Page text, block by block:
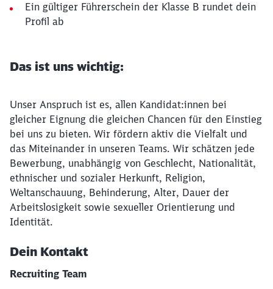
Ein gültiger Führerschein der Klasse B rundet dein
Profil ab
Das ist uns wichtig:
Unser Anspruch ist es, allen Kandidat:innen bei
gleicher Eignung die gleichen Chancen für den Einstieg
bei uns zu bieten. Wir fördern aktiv die Vielfalt und
das Miteinander in unseren Teams. Wir schätzen jede
Bewerbung, unabhängig von Geschlecht, Nationalität,
ethnischer und sozialer Herkunft, Religion,
Weltanschauung, Behinderung, Alter, Dauer der
Arbeitslosigkeit sowie sexueller Orientierung und
Identität.
Dein Kontakt
Recruiting Team